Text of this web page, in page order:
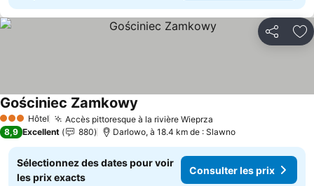
Partager
3 ÉtoilesHôtel Accès pittoresque à la rivière Wieprza
Gościniec Zamkowy
8,9 Excellent 880 Darlowo, à 18.4 km de : Slawno
Sélectionnez des dates pour voir
les prix exacts
Consulter les prix